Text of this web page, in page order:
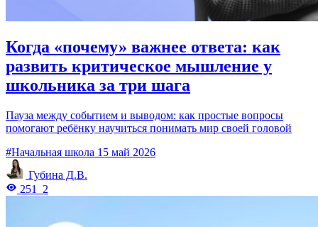
Когда «почему» важнее ответа: как
развить критическое мышление у
школьника за три шага
Пауза между событием и выводом: как простые вопросы
помогают ребёнку научиться понимать мир своей головой
#Начальная школа 15 май 2026
Губина Д.В.
251
2